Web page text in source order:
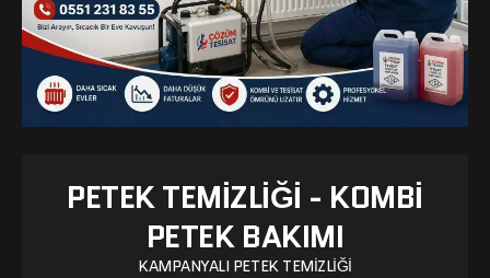
PETEK TEMIZLIĞI - KOMBI
PETEK BAKIMI
KAMPANYALI PETEK TEMIZLIĞI